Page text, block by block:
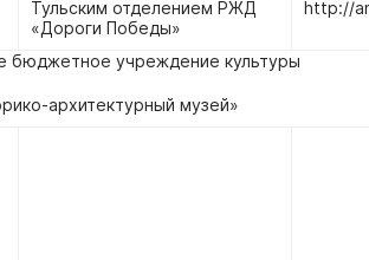
Тульским отделением РЖД
«Дороги Победы»
http://
бюджетное учреждение культуры
архитектурный музей»